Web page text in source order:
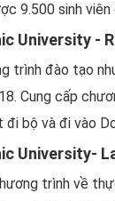
9.500 sinh
University -
trình đào tạo
Cung cấp
bộ và đi vào
University-
trình về